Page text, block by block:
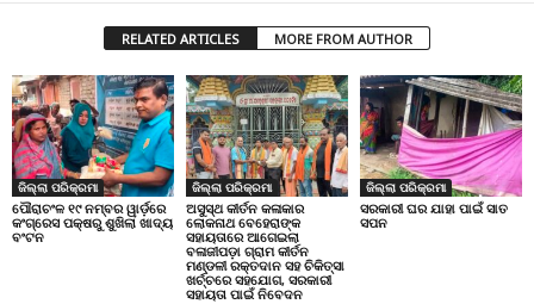
RELATED ARTICLES MORE FROM AUTHOR
ଜିଲ୍ଲା ପରିକ୍ରମା
ପୌରାଚଂଳ ୧୯ ନମ୍ବର ୱାର୍ଡ଼ରେ
କଂଗ୍ରେସ ପକ୍ଷରୁ ଶୁଖିଲା ଖାଦ୍ୟ
ବଂଟନ
ଜିଲ୍ଲା ପରିକ୍ରମା
ଅସୁସ୍ଥ କୀର୍ତନ କଳାକାର
ଲୋକନାଥ ବେହେରାଙ୍କ
ସହାୟତାରେ ଆଗେଇଲା
ବଳାଜୀପଡ଼ା ଗ୍ରାମ କୀର୍ତନ
ମଣ୍ଡଳୀ ରକ୍ତଦାନ ସହ ଚିକିତ୍ସା
ଖର୍ଚ୍ଚରେ ସହଯୋଗ, ସରକାରୀ
ସହାୟତା ପାଇଁ ନିବେଦନ
ଜିଲ୍ଲା ପରିକ୍ରମା
ସରକାରୀ ଘର ଯାହା ପାଇଁ ସାତ
ସପନ